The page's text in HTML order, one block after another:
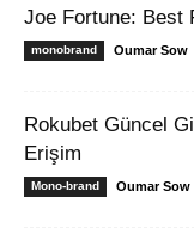
Joe Fortune: Best
monobrand Oumar Sow
Rokubet Güncel
Erişim
Mono-brand Oumar Sow